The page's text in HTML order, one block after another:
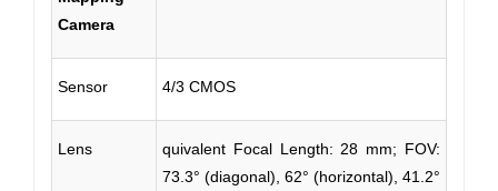
Camera
Sensor 4/3 CMOS
Lens
quivalent Focal Length: 28 mm; FOV:
73.3° (diagonal), 62° (horizontal), 41.2°